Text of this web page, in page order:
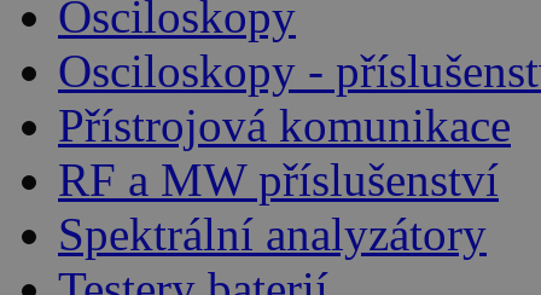
Osciloskopy
Osciloskopy -
Přístrojová komunikace
RF a MW příslušenství
Spektrální analyzátory